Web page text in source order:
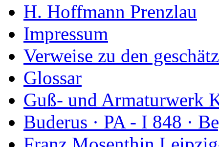
H. Hoffmann Prenzlau
Impressum
Verweise zu den
Glossar
Guß- und Armaturwerk
Buderus · PA - I 848 ·